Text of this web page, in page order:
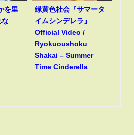
を里
な
緑黄色社会『サマータ
イムシンデレラ』
Official Video /
Ryokuoushoku
Shakai – Summer
Time Cinderella